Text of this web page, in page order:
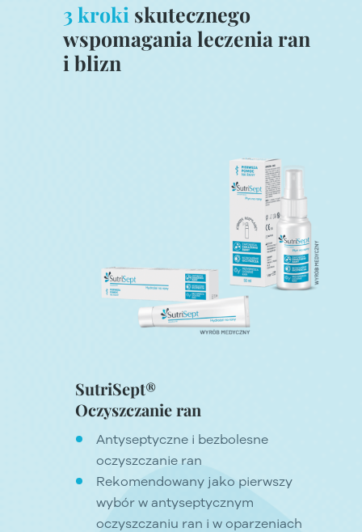
3 kroki skutecznego
wspomagania leczenia ran
i blizn
SutriSept®
Oczyszczanie ran
Antyseptyczne i bezbolesne
oczyszczanie ran
Rekomendowany jako pierwszy
wybór w antyseptycznym
oczyszczaniu ran i w oparzeniach